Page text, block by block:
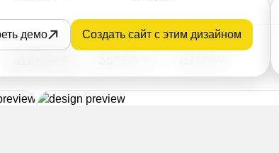
демо Создать сайт с этим дизайном